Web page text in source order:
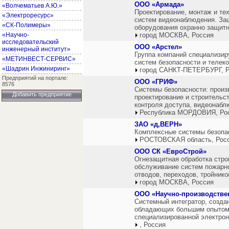
«Волчематьев А.Ю.»
«Электроресурс»
«СК-Полимеры»
«Научно-
исследовательский
инженерный институт»
«МЕТИНВЕСТ-СЕРВИС»
«Шадрин Инжиниринг»
Предприятий на портале:
8576
Добавить предприятие
ООО «Армада»
Проектирование, монтаж и
систем видеонаблюдения.
оборудования охранно
город МОСКВА, Россия
ООО «Арстел»
Группа компаний
систем безопасности и
город САНКТ-ПЕТЕРБУРГ,
ООО «ГРИФ»
Системы безопасности:
проектирование и
контроля доступа,
Республика МОРДОВИЯ,
ЗАО «д,ВЕРН»
Комплексные системы
РОСТОВСКАЯ область,
ООО СК «ЕвроСтрой»
Огнезащитная обработка
обслуживание систем
отводов, переходов,
город МОСКВА, Россия
ООО «Научно-
Системный интегратор,
обладающих большим опытом
специализированной
, Россия